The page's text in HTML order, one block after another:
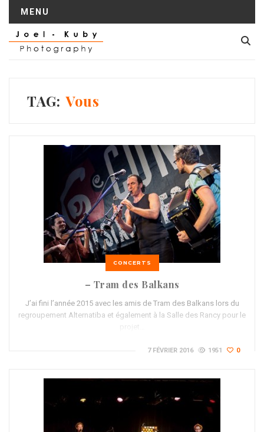
MENU
TAG: Vous
CONCERTS
– Tram des Balkans
J’ai fini l’année 2015 avec les amis de Tram des Balkans lors du
regroupement Alternatiba et également à la Salle des Rancy pour le
projet…
7 FÉVRIER 2016 1951 0